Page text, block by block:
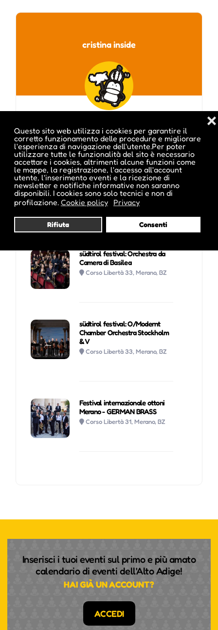
Questo sito web utilizza i cookies per garantire il
corretto funzionamento delle procedure e migliorare
l'esperienza di navigazione dell'utente.Per poter
utilizzare tutte le funzionalità del sito è necessario
accettare i cookies, altrimenti alcune funzioni come
le mappe, la registrazione, l'accesso all'account
utente, l'inserimento eventi e la ricezione di
newsletter e notifiche informative non saranno
disponibili. I cookies sono solo tecnici e non di
profilazione. Cookie policy Privacy
Rifiuta Consenti
❌
cristina inside
Visita profilo
südtirol festival: Orchestra da
Camera di Basilea
Corso Libertà 33, Merano, BZ
südtirol festival: O/Modernt
Chamber Orchestra Stockholm
& V
Corso Libertà 33, Merano, BZ
Festival internazionale ottoni
Merano - GERMAN BRASS
Corso Libertà 31, Merano, BZ
Inserisci i tuoi eventi sul primo e più amato
calendario di eventi dell'Alto Adige!
HAI GIÀ UN ACCOUNT?
ACCEDI